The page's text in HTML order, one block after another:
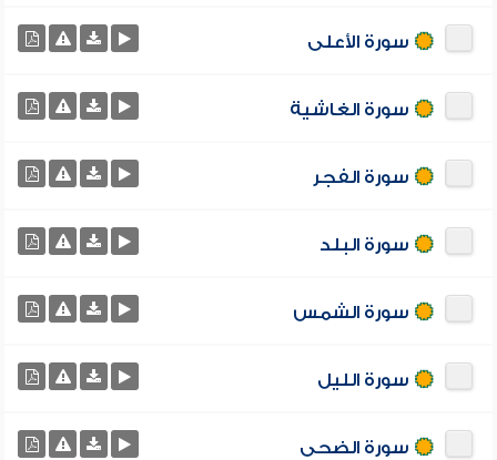
سورة الأعلى
سورة الغاشية
سورة الفجر
سورة البلد
سورة الشمس
سورة الليل
سورة الضحى